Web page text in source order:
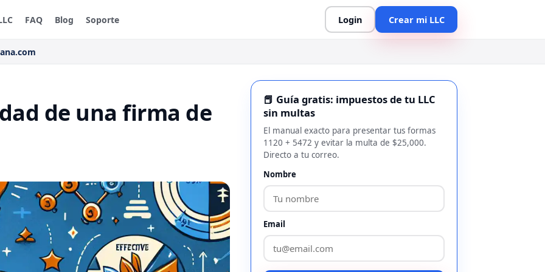
FAQ Blog Soporte Login Crear mi LLC
de una firma de
📕 Guía gratis: impuestos de tu LLC
sin multas
El manual exacto para presentar tus formas
1120 + 5472 y evitar la multa de $25,000.
Directo a tu correo.
Nombre
Email